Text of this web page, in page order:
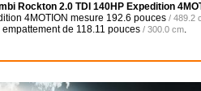
Rockton 2.0 TDI 140HP Expedition
4MOTION mesure 192.6 pouces / 489.2
de 118.11 pouces / 300.0 cm.